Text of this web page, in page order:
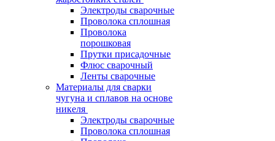
Электроды сварочные
Проволока сплошная
Проволока
порошковая
Прутки присадочные
Флюс сварочный
Ленты сварочные
Материалы для сварки
чугуна и сплавов на основе
никеля
Электроды сварочные
Проволока сплошная